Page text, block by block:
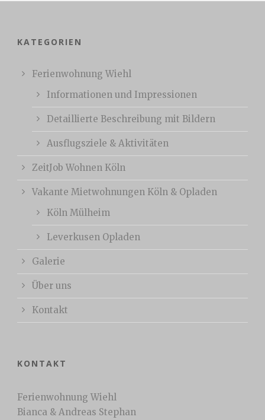
KATEGORIEN
Ferienwohnung Wiehl
Informationen und Impressionen
Detaillierte Beschreibung mit Bildern
Ausflugsziele & Aktivitäten
ZeitJob Wohnen Köln
Vakante Mietwohnungen Köln & Opladen
Köln Mülheim
Leverkusen Opladen
Galerie
Über uns
Kontakt
KONTAKT
Ferienwohnung Wiehl
Bianca & Andreas Stephan